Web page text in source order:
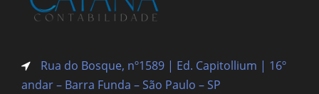
Rua do Bosque, nº1589 | Ed. Capitollium | 16º
andar – Barra Funda – São Paulo – SP